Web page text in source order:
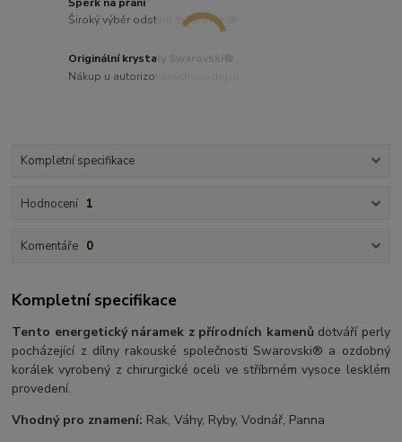
Široký výběr odstínů Swarovski®
Originální krystaly Swarovski®
Nákup u autorizovaných prodejců
Kompletní specifikace
Hodnocení 1
Komentáře 0
Kompletní specifikace
Tento energetický náramek z přírodních kamenů dotváří perly
pocházející z dílny rakouské společnosti Swarovski® a ozdobný
korálek vyrobený z chirurgické oceli ve stříbrném vysoce lesklém
provedení.
Vhodný pro znamení: Rak, Váhy, Ryby, Vodnář, Panna